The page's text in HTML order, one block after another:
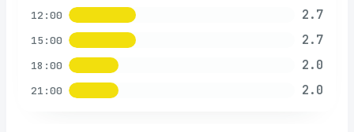
12:00 2.7
15:00 2.7
18:00 2.0
21:00 2.0